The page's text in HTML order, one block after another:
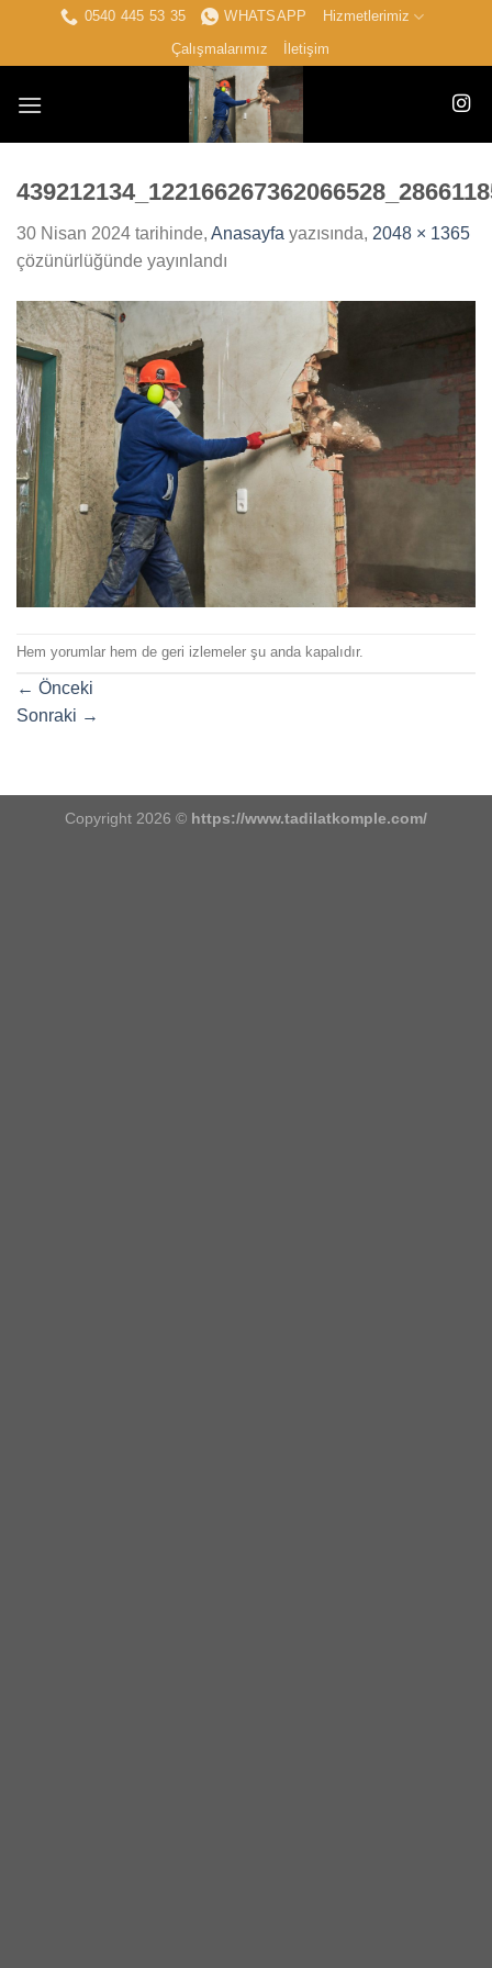
0540 445 53 35 WHATSAPP
Hizmetlerimiz
Çalışmalarımız
İletişim
30 Nisan 2024 tarihinde, Anasayfa yazısında, 2048 × 1365
çözünürlüğünde yayınlandı
Hem yorumlar hem de geri izlemeler şu anda kapalıdır.
← Önceki
Sonraki →
Copyright 2026 © https://www.tadilatkomple.com/